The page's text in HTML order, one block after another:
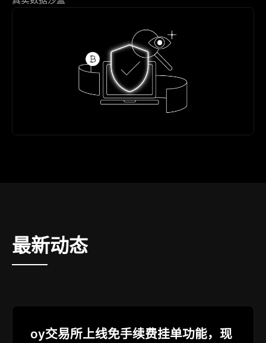
最新动态
oy交易所上线免手续费挂单功能，现